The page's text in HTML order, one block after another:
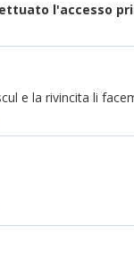
l'accesso
e la rivincita li